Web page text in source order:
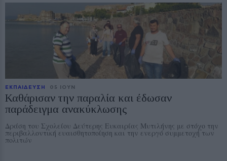
ΕΚΠΑΙΔΕΥΣΗ 05 ΙΟΥΝ
Καθάρισαν την παραλία και έδωσαν
παράδειγμα ανακύκλωσης
Δράση του Σχολείου Δεύτερης Ευκαιρίας Μυτιλήνης με στόχο την
περιβαλλοντική ευαισθητοποίηση και την ενεργό συμμετοχή των
πολιτών